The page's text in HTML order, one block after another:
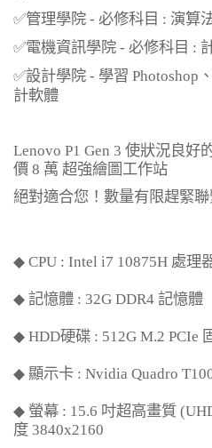
✅管理學院 - 必修科目 : 演算
✅電機資訊學院 - 必修科目 :
✅設計學院 - 學習 Photoshop 、
計軟體
Lenovo P1 Gen 3 使狀況良好
價 8 萬 超強繪圖工作站
絕對適合您！數量有限趕緊聯
◆ CPU : Intel i7 10875H 處理
◆ 記憶體 : 32G DDR4 記憶體
◆ HDD硬碟 : 512G M.2 PCIe
◆ 顯示卡 : Nvidia Quadro
◆ 螢幕 : 15.6 吋超高畫質
度 3840x2160